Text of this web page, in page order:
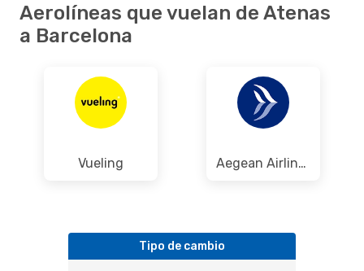
Aerolíneas que vuelan de Atenas
a Barcelona
Vueling Aegean Airlines
Tipo de cambio